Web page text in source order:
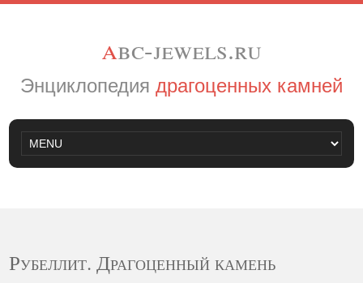
abc-jewels.ru
Энциклопедия драгоценных камней
Рубеллит. Драгоценный камень